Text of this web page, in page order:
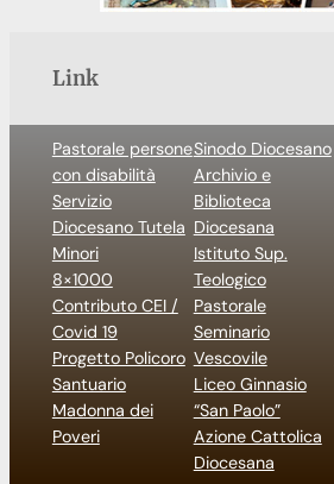
Link
Pastorale persone
con disabilità
Servizio
Diocesano Tutela
Minori
8×1000
Contributo CEI /
Covid 19
Progetto Policoro
Santuario
Madonna dei
Poveri
Sinodo Diocesano
Archivio e
Biblioteca
Diocesana
Istituto Sup.
Teologico
Pastorale
Seminario
Vescovile
Liceo Ginnasio
“San Paolo”
Azione Cattolica
Diocesana